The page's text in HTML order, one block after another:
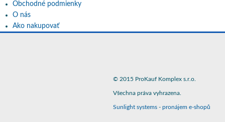
Obchodné podmienky
O nás
Ako nakupovať
© 2015 ProKauf Komplex s.r.o.
Všechna práva vyhrazena.
Sunlight systems - pronájem e-shopů